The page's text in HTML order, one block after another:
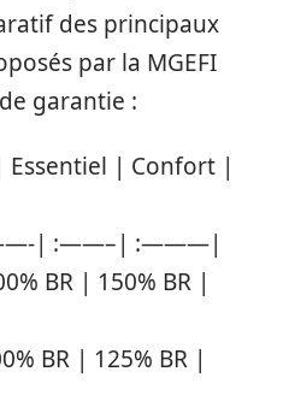
des principaux
par la MGEFI
garantie :
Essentiel | Confort |
| :——–| :———|
BR | 150% BR |
BR | 125% BR |